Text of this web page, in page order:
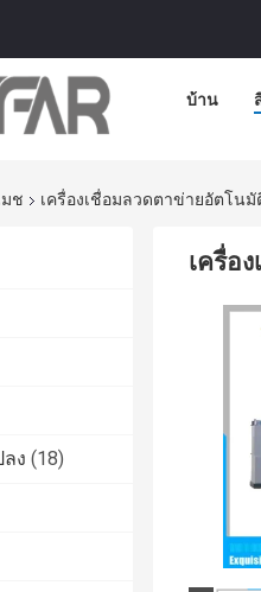
บ้าน
มช เครื่องเชื่อมลวดตาข่ายอัตโน
ลง (18)
เครื่อ